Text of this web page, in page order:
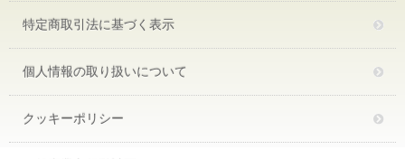
特定商取引法に基づく表示
個人情報の取り扱いについて
クッキーポリシー